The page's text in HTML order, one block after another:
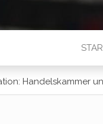
Handelskammer